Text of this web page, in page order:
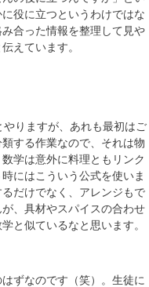
役に立つというわけではな
合った情報を整理して見や
えています。
りますが、あれも最初はご
する作業なので、それは物
学は意外に料理ともリンク
にはこういう公式を使いま
だけでなく、アレンジもで
、具材やスパイスの合わせ
と似ているなと思います。
ずなのです（笑）。生徒に